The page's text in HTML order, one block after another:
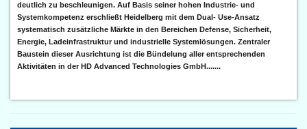
deutlich zu beschleunigen. Auf Basis seiner hohen Industrie- und
Systemkompetenz erschließt Heidelberg mit dem Dual- Use-Ansatz
systematisch zusätzliche Märkte in den Bereichen Defense, Sicherheit,
Energie, Ladeinfrastruktur und industrielle Systemlösungen. Zentraler
Baustein dieser Ausrichtung ist die Bündelung aller entsprechenden
Aktivitäten in der HD Advanced Technologies GmbH.......